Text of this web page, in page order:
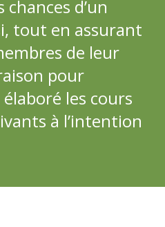
d’un
tout en assurant
de leur
pour
élaboré les cours
à l’intention